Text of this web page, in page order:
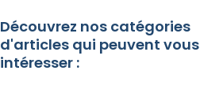
Découvrez nos catégories
d'articles qui peuvent vous
intéresser :